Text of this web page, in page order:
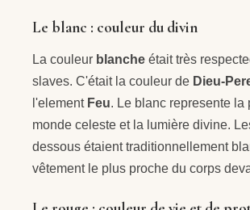
Le blanc : couleur du divin
La couleur blanche était très
slaves. C'était la couleur de Dieu-
l'element Feu. Le blanc represente la
monde celeste et la lumière divine.
dessous étaient traditionnellement
vêtement le plus proche du corps